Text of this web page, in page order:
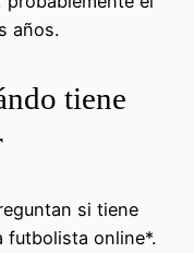
años.
tiene
si tiene
futbolista online*.